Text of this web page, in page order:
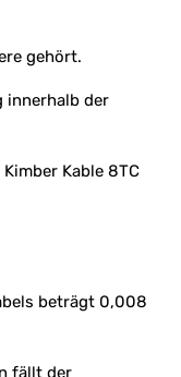
gehört.
innerhalb der
Kable 8TC
beträgt 0,008
fällt der